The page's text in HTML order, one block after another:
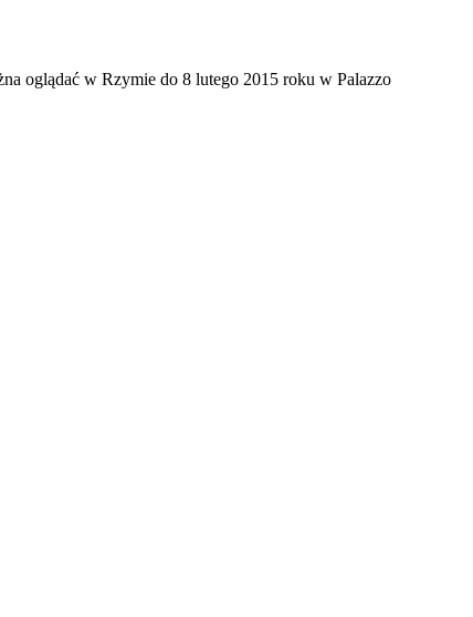
oglądać w Rzymie do 8 lutego 2015 roku w Palazzo